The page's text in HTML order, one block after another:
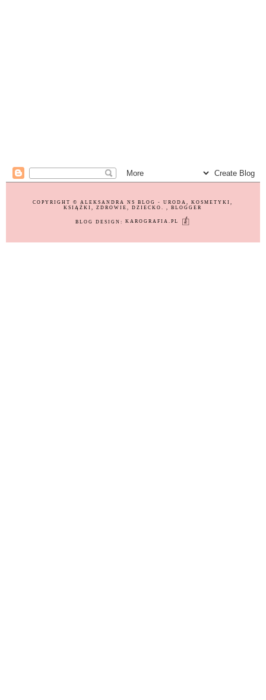
COPYRIGHT © ALEKSANDRA NS BLOG - URODA, KOSMETYKI,
KSIĄŻKI, ZDROWIE, DZIECKO.
, BLOGGER
BLOG DESIGN:KAROGRAFIA.PL